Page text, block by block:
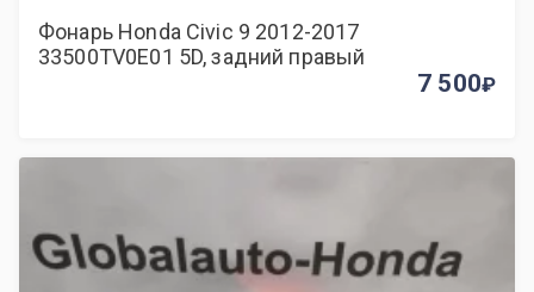
Фонарь Honda Civic 9 2012-2017
33500TV0E01 5D, задний правый
7 500